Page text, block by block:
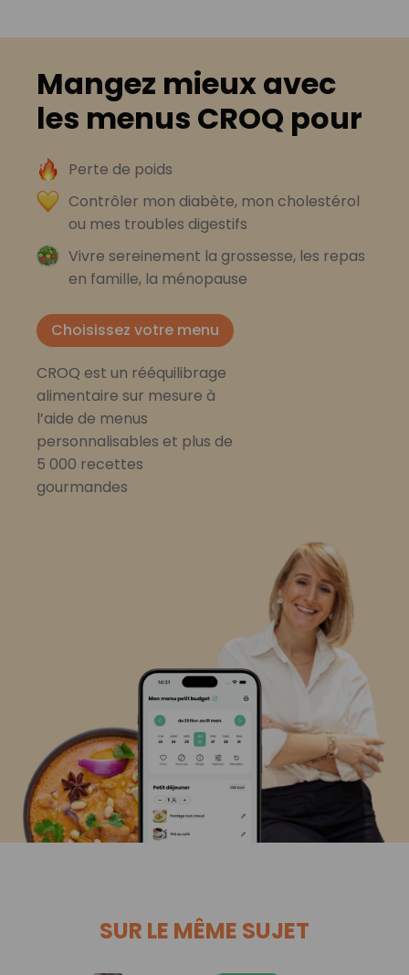
Mangez mieux avec
les menus CROQ pour
Perte de poids
Contrôler mon diabète, mon cholestérol
ou mes troubles digestifs
Vivre sereinement la grossesse, les repas
en famille, la ménopause
Choisissez votre menu
CROQ est un rééquilibrage
alimentaire sur mesure à
l’aide de menus
personnalisables et plus de
5 000 recettes
gourmandes
SUR LE MÊME SUJET